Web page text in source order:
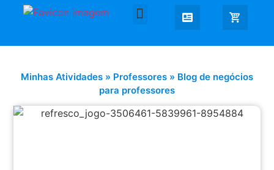
Minhas Atividades » Professores » Blog de negócios
para professores